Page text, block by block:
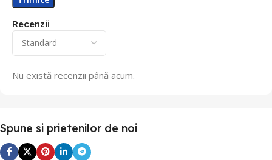
Recenzii
Nu există recenzii până acum.
Spune si prietenilor de noi